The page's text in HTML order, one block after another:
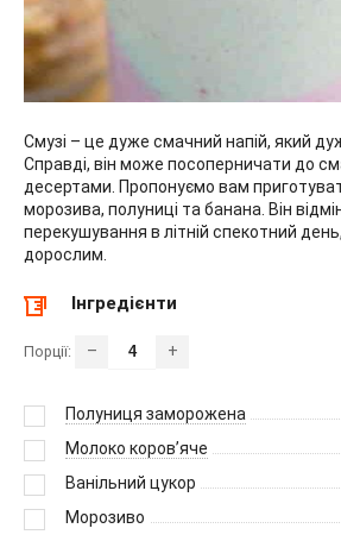
Смузі – це дуже смачний напій, який
Справді, він може посоперничати до
десертами. Пропонуємо вам
морозива, полуниці та банана. Він
перекушування в літній спекотний день,
дорослим.
Інгредієнти
Порції: – +
Полуниця заморожена
Молоко коров’яче
Ванільний цукор
Морозиво